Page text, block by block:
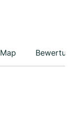
Map